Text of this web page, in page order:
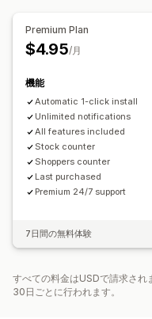
Premium Plan
$4.95/月
機能
Automatic 1-click install
Unlimited notifications
All features included
Stock counter
Shoppers counter
Last purchased
Premium 24/7 support
7日間の無料体験
すべての料金はUSDで請求され
30日ごとに行われます。